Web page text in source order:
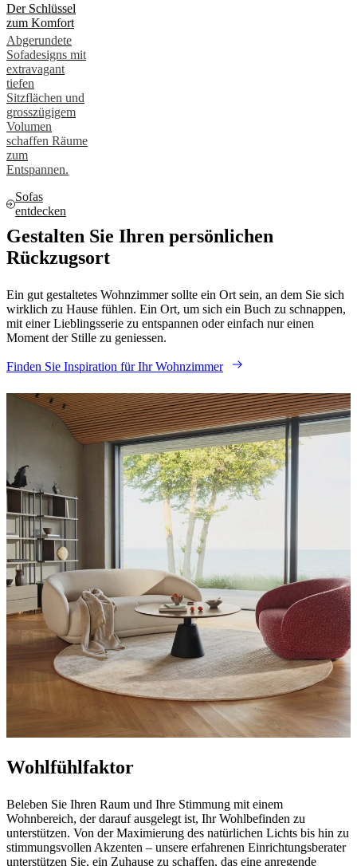
Der Schlüssel
zum Komfort
Abgerundete
Sofadesigns mit
extravagant
tiefen
Sitzflächen und
grosszügigem
Volumen
schaffen Räume
zum
Entspannen.
Sofas
entdecken
Gestalten Sie Ihren persönlichen
Rückzugsort
Ein gut gestaltetes Wohnzimmer sollte ein Ort sein, an dem Sie sich
wirklich zu Hause fühlen. Ein Ort, um sich ein Buch zu schnappen,
mit einer Lieblingsserie zu entspannen oder einfach nur einen
Moment der Stille zu geniessen.
Finden Sie Inspiration für Ihr Wohnzimmer
Wohlfühlfaktor
Beleben Sie Ihren Raum und Ihre Stimmung mit einem
Wohnbereich, der darauf ausgelegt ist, Ihr Wohlbefinden zu
unterstützen. Von der Maximierung des natürlichen Lichts bis hin zu
stimmungsvollen Akzenten – unsere erfahrenen Einrichtungsberater
unterstützen Sie, ein Zuhause zu schaffen, das eine anregende